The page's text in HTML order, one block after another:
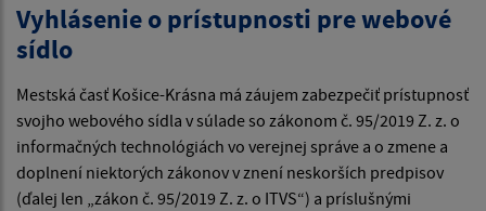
Vyhlásenie o prístupnosti pre webové
sídlo
Mestská časť Košice-Krásna má záujem zabezpečiť prístupnosť
svojho webového sídla v súlade so zákonom č. 95/2019 Z. z. o
informačných technológiách vo verejnej správe a o zmene a
doplnení niektorých zákonov v znení neskorších predpisov
(ďalej len „zákon č. 95/2019 Z. z. o ITVS“) a príslušnými